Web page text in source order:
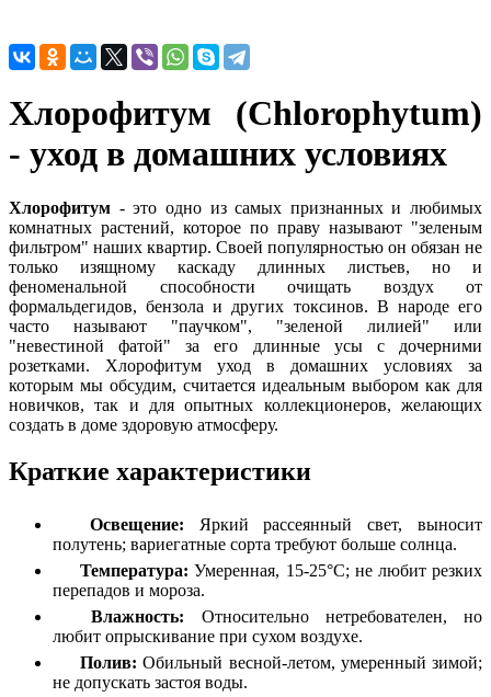
Хлорофитум (Chlorophytum)
- уход в домашних условиях
Хлорофитум - это одно из самых признанных и любимых
комнатных растений, которое по праву называют "зеленым
фильтром" наших квартир. Своей популярностью он обязан не
только изящному каскаду длинных листьев, но и
феноменальной способности очищать воздух от
формальдегидов, бензола и других токсинов. В народе его
часто называют "паучком", "зеленой лилией" или
"невестиной фатой" за его длинные усы с дочерними
розетками. Хлорофитум уход в домашних условиях за
которым мы обсудим, считается идеальным выбором как для
новичков, так и для опытных коллекционеров, желающих
создать в доме здоровую атмосферу.
Краткие характеристики
Освещение: Яркий рассеянный свет, выносит
полутень; вариегатные сорта требуют больше солнца.
Температура: Умеренная, 15-25°C; не любит резких
перепадов и мороза.
Влажность: Относительно нетребователен, но
любит опрыскивание при сухом воздухе.
Полив: Обильный весной-летом, умеренный зимой;
не допускать застоя воды.